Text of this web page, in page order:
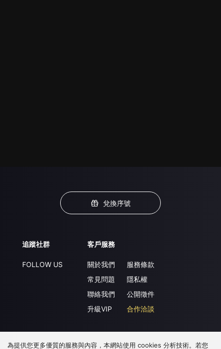
兌換序號
追蹤社群
FOLLOW US
客戶服務
關於我們
常見問題
聯絡我們
升級VIP
服務條款
隱私權
公開徵件
合作洽談
下載 APP
為提供您更多優質的服務與內容，本網站使用 cookies 分析技術。若您